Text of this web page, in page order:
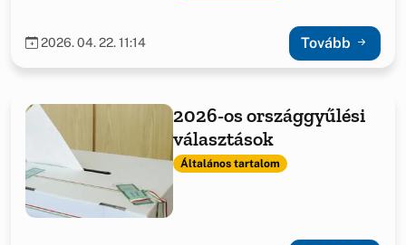
2026. 04. 22. 11:14 Tovább
2026-os országgyűlési
választások
Általános tartalom